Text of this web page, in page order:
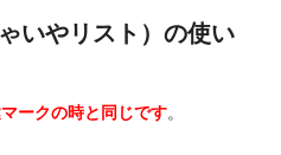
いやリスト）の使い
ークの時と同じです。